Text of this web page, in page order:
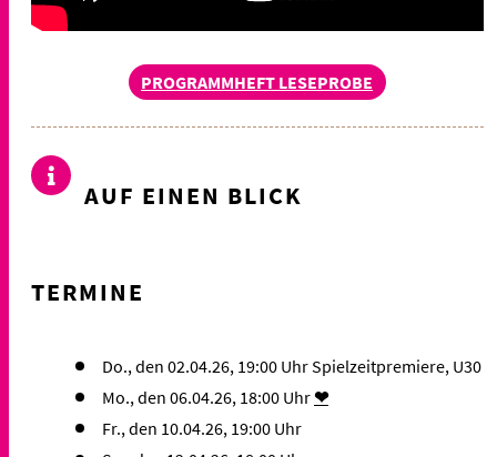
PROGRAMMHEFT LESEPROBE
AUF EINEN BLICK
TERMINE
Do., den 02.04.26, 19:00 Uhr Spielzeitpremiere, U30
Mo., den 06.04.26, 18:00 Uhr❤
Fr., den 10.04.26, 19:00 Uhr